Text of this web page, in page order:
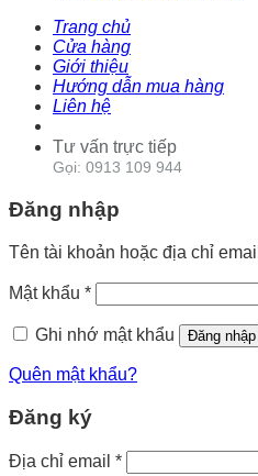
Trang chủ
Cửa hàng
Giới thiệu
Hướng dẫn mua hàng
Liên hệ
Tư vấn trực tiếp
Gọi: 0913 109 944
Đăng nhập
Tên tài khoản hoặc địa chỉ email
Mật khẩu *
Ghi nhớ mật khẩu Đăng nhập
Quên mật khẩu?
Đăng ký
Địa chỉ email *